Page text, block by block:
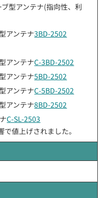
型アンテナ(指向性、利
アンテナ3BD-2502
アンテナC-3BD-2502
アンテナ5BD-2502
アンテナC-5BD-2502
アンテナ8BD-2502
C-SL-2503
値上げされました。